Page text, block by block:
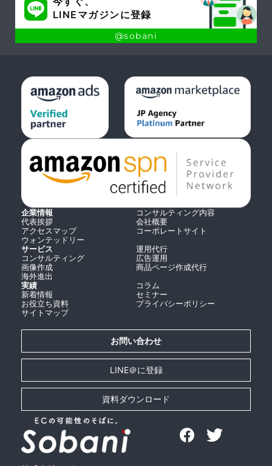
LINEマガジンに登録
@sobani
企業情報
コンサルティング内容
代表挨拶
会社概要
アクセスマップ
コーポレートサイト
ウォンテッドリー
サービス
運用代行
コンサルティング
広告運用
画像作成
商品ページ作成代行
海外進出
実績
コラム
新着情報
セミナー
お役立ち資料
プライバシーポリシー
サイトマップ
お問い合わせ
LINE＠に登録
資料ダウンロード